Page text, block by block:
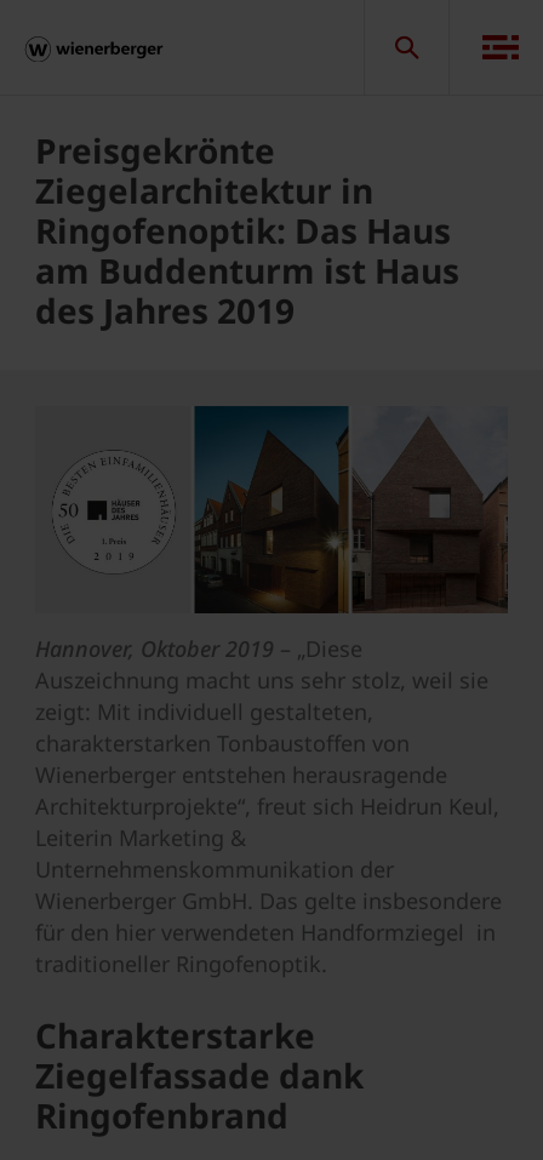
Preisgekrönte
Ziegelarchitektur in
Ringofenoptik: Das Haus
am Buddenturm ist Haus
des Jahres 2019
Hannover, Oktober 2019 – „Diese
Auszeichnung macht uns sehr stolz, weil sie
zeigt: Mit individuell gestalteten,
charakterstarken Tonbaustoffen von
Wienerberger entstehen herausragende
Architekturprojekte“, freut sich Heidrun Keul,
Leiterin Marketing &
Unternehmenskommunikation der
Wienerberger GmbH. Das gelte insbesondere
für den hier verwendeten Handformziegel in
traditioneller Ringofenoptik.
Charakterstarke
Ziegelfassade dank
Ringofenbrand